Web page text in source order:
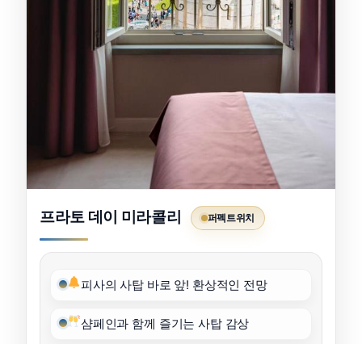
프라토 데이 미라콜리 퍼펙트위치
피사의 사탑 바로 앞! 환상적인 전망
샴페인과 함께 즐기는 사탑 감상